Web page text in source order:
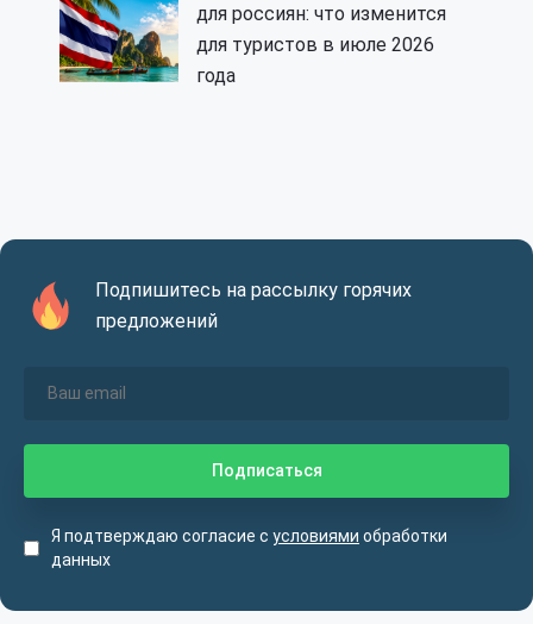
для россиян: что изменится
для туристов в июле 2026
года
Подпишитесь на рассылку горячих
предложений
Я подтверждаю согласие с условиями обработки
данных